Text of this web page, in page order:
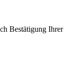
Bestätigung Ihrer